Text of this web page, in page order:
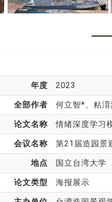
年度 2023
全部作者 何立智* 、粘
论文名称 情绪深度学习
会议名称 第21届造园景
地点 国立台湾大学
论文类型 海报展示